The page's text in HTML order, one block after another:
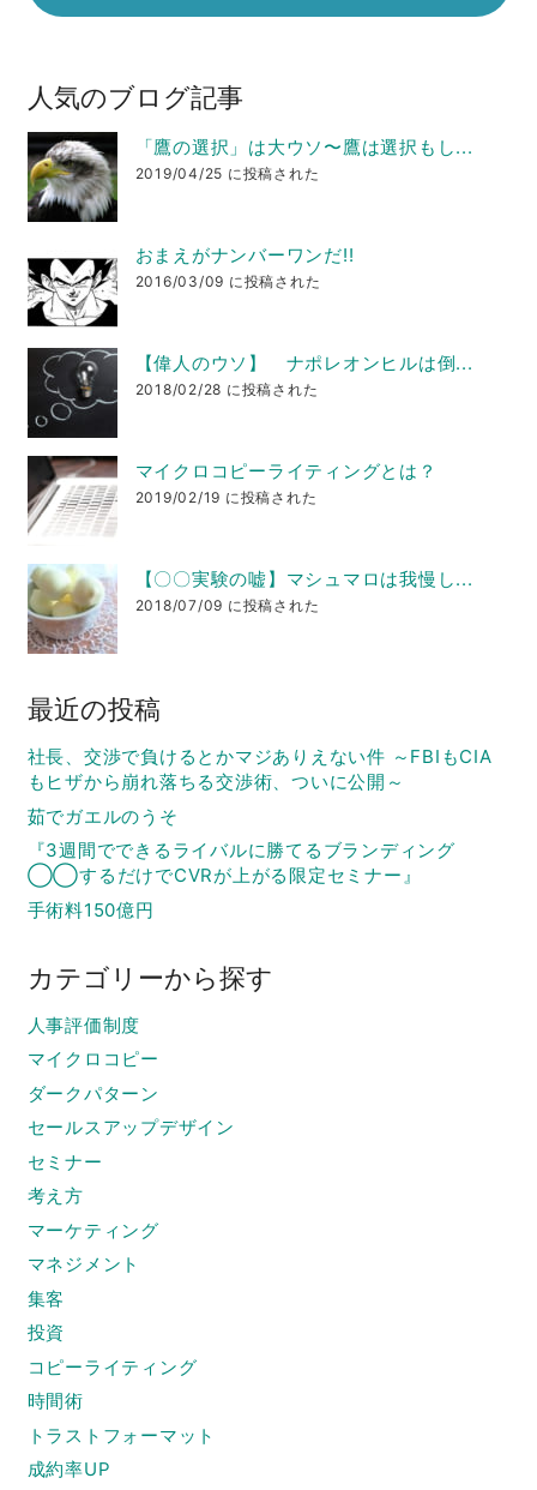
人気のブログ記事
「鷹の選択」は大ウソ〜鷹は選択もし...
2019/04/25 に投稿された
おまえがナンバーワンだ!!
2016/03/09 に投稿された
【偉人のウソ】 ナポレオンヒルは倒...
2018/02/28 に投稿された
マイクロコピーライティングとは？
2019/02/19 に投稿された
【〇〇実験の嘘】マシュマロは我慢し...
2018/07/09 に投稿された
最近の投稿
社長、交渉で負けるとかマジありえない件 ～FBIもCIA
もヒザから崩れ落ちる交渉術、ついに公開～
茹でガエルのうそ
『3週間でできるライバルに勝てるブランディング
◯◯するだけでCVRが上がる限定セミナー』
手術料150億円
カテゴリーから探す
人事評価制度
マイクロコピー
ダークパターン
セールスアップデザイン
セミナー
考え方
マーケティング
マネジメント
集客
投資
コピーライティング
時間術
トラストフォーマット
成約率UP